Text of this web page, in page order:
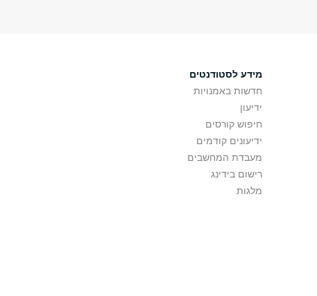
מידע לסטודנטים
חדשות באמנויות
ידיעון
חיפוש קורסים
ידיעונים קודמים
מעבדת המחשבים
רישום בידינג
מלגות